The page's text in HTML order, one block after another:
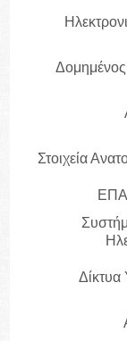
Στοιχεία
Δίκτυα